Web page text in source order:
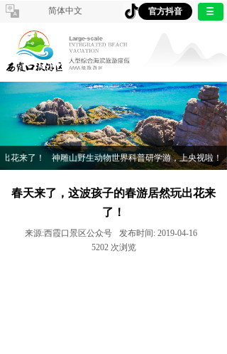
简体中文 官方抖音
了！ 神雕山野生动物世界科普研学游，上央视啦！ 我和
春天来了，这波孩子的春游居然玩出花来
了！
来源:西霞口景区公众号 发布时间: 2019-04-16
5202 次浏览